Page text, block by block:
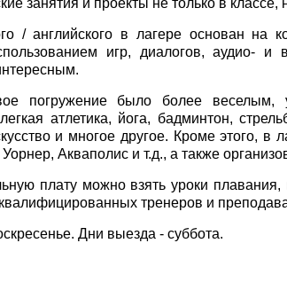
занятия и проекты не только в классе,
/ английского в лагере основан на
игр, диалогов, аудио- и
погружение было более веселым,
атлетика, йога, бадминтон,
и многое другое. Кроме этого, в
Акваполис и т.д., а также
плату можно взять уроки
тренеров и
Дни выезда - суббота.